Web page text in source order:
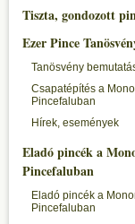
Tiszta, gondozott
Ezer Pince
Tanösvény
Csapatépítés a
Pincefaluban
Hírek, események
Eladó pincék a
Pincefaluban
Eladó pincék a
Pincefaluban